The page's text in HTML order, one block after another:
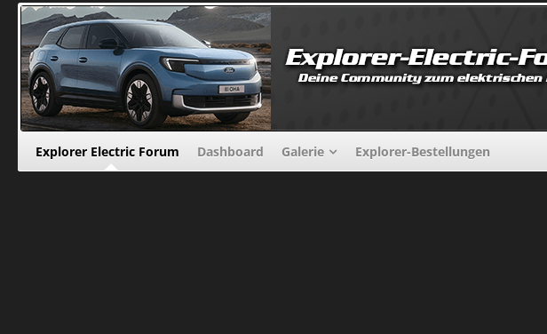
Explorer Electric Forum Dashboard Galerie Explorer-Bestellungen